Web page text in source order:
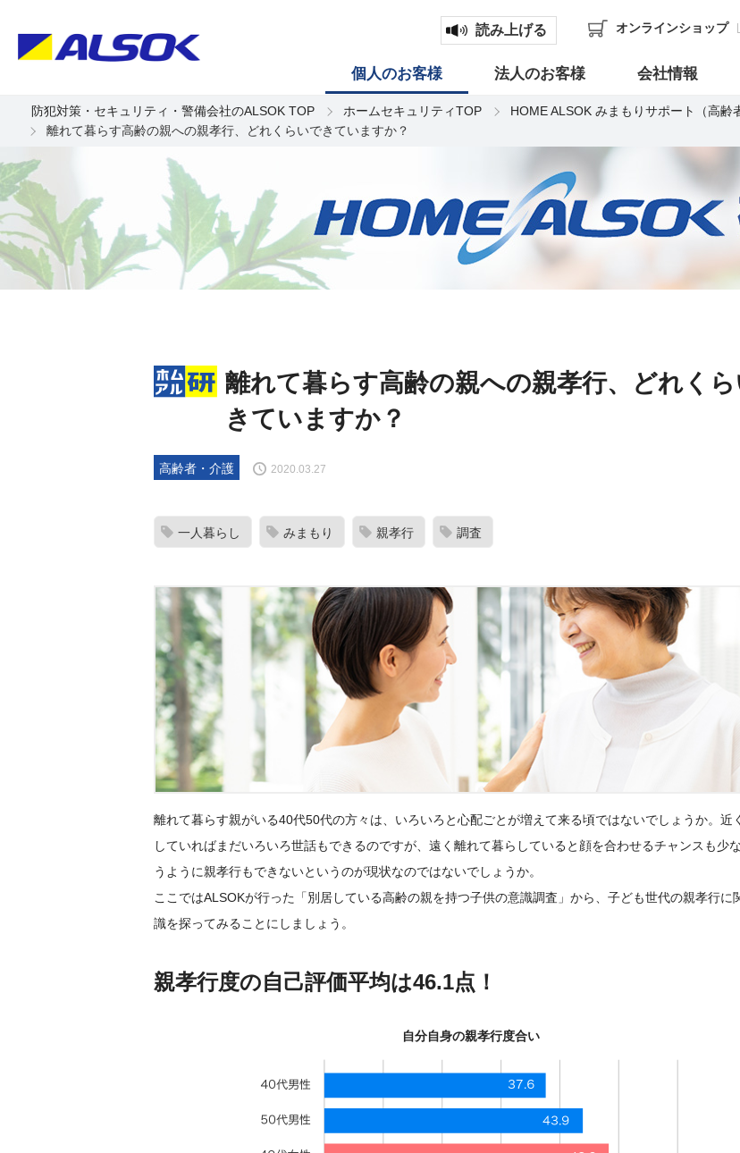
読み上げる オンラインショップ
個人のお客様 法人のお客様 会社情報
防犯対策・セキュリティ・警備会社のALSOK TOP ホームセキュリティTOP HOME ALSOK みまもりサポート（高齢
離れて暮らす高齢の親への親孝行、どれくらいできていますか？
離れて暮らす高齢の親への親孝行、どれく
きていますか？
高齢者・介護 2020.03.27
一人暮らし みまもり 親孝行 調査
離れて暮らす親がいる40代50代の方々は、いろいろと心配ごとが増えて来る頃ではないでしょうか。近
していればまだいろいろ世話もできるのですが、遠く離れて暮らしていると顔を合わせるチャンスも少
うように親孝行もできないというのが現状なのではないでしょうか。
ここではALSOKが行った「別居している高齢の親を持つ子供の意識調査」から、子ども世代の親孝行に
識を探ってみることにしましょう。
親孝行度の自己評価平均は46.1点！
自分自身の親孝行度合い